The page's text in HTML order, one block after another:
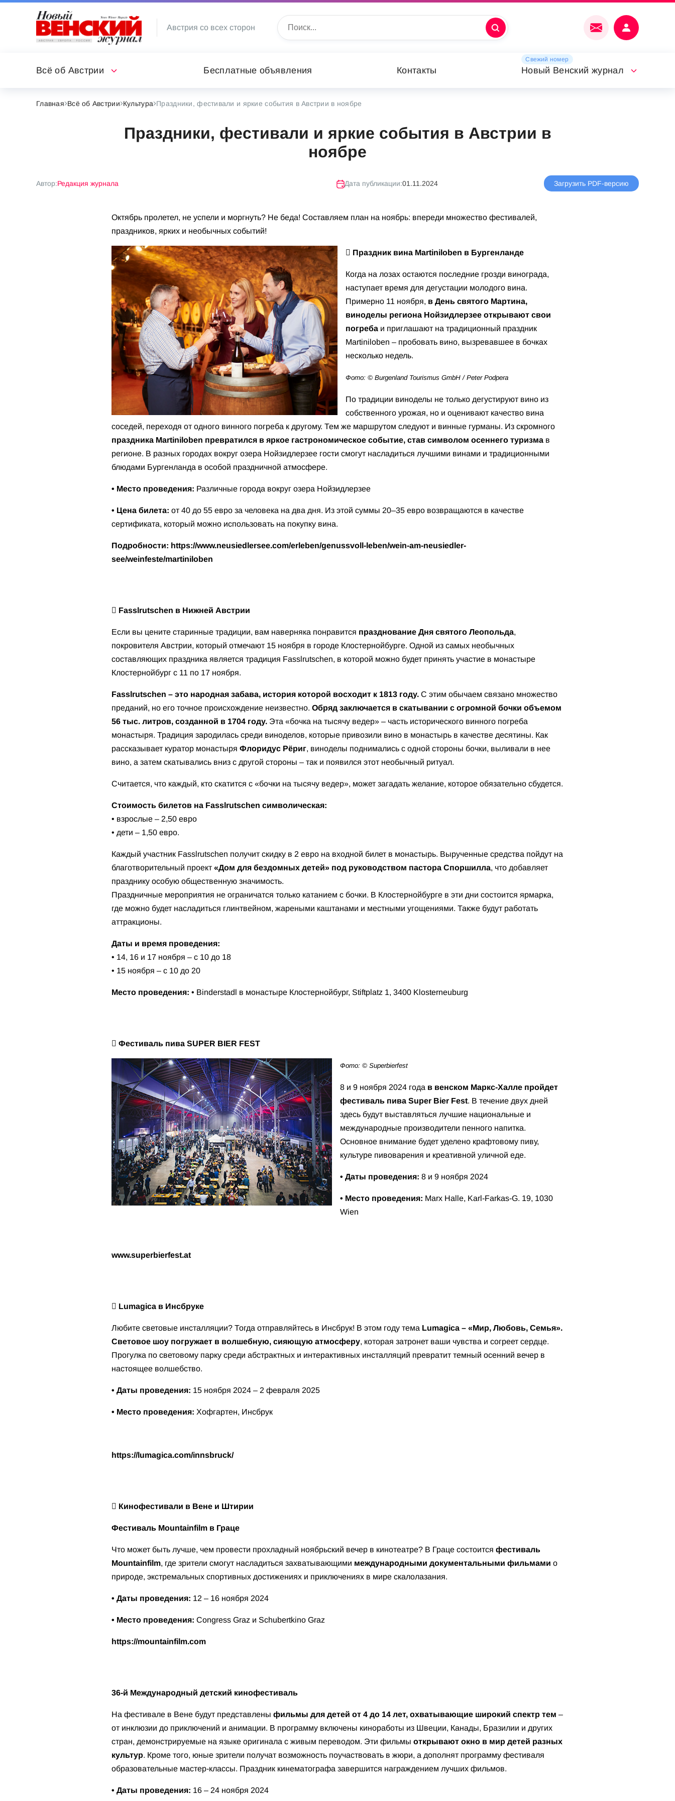
Австрия со всех сторон
Всё об Австрии Бесплатные объявления Контакты
Свежий номер
Новый Венский журнал
Главная Всё об Австрии Культура Праздники, фестивали и яркие события в Австрии в ноябре
Праздники, фестивали и яркие события в Австрии в
ноябре
Автор:Редакция журнала Дата публикации:01.11.2024 Загрузить PDF-версию
Октябрь пролетел, не успели и моргнуть? Не беда! Составляем план на ноябрь: впереди множество фестивалей,
праздников, ярких и необычных событий!
 Праздник вина Martiniloben в Бургенланде
Когда на лозах остаются последние грозди винограда,
наступает время для дегустации молодого вина.
Примерно 11 ноября, в День святого Мартина,
виноделы региона Нойзидлерзее открывают свои
погреба и приглашают на традиционный праздник
Martiniloben – пробовать вино, вызревавшее в бочках
несколько недель.
Фото: © Burgenland Tourismus GmbH / Peter Podpera
По традиции виноделы не только дегустируют вино из
собственного урожая, но и оценивают качество вина
соседей, переходя от одного винного погреба к другому. Тем же маршрутом следуют и винные гурманы. Из скромного
праздника Martiniloben превратился в яркое гастрономическое событие, став символом осеннего туризма в
регионе. В разных городах вокруг озера Нойзидлерзее гости смогут насладиться лучшими винами и традиционными
блюдами Бургенланда в особой праздничной атмосфере.
• Место проведения: Различные города вокруг озера Нойзидлерзее
• Цена билета: от 40 до 55 евро за человека на два дня. Из этой суммы 20–35 евро возвращаются в качестве
сертификата, который можно использовать на покупку вина.
Подробности: https://www.neusiedlersee.com/erleben/genussvoll-leben/wein-am-neusiedler-
see/weinfeste/martiniloben
 Fasslrutschen в Нижней Австрии
Если вы цените старинные традиции, вам наверняка понравится празднование Дня святого Леопольда,
покровителя Австрии, который отмечают 15 ноября в городе Клостернойбурге. Одной из самых необычных
составляющих праздника является традиция Fasslrutschen, в которой можно будет принять участие в монастыре
Клостернойбург с 11 по 17 ноября.
Fasslrutschen – это народная забава, история которой восходит к 1813 году. С этим обычаем связано множество
преданий, но его точное происхождение неизвестно. Обряд заключается в скатывании с огромной бочки объемом
56 тыс. литров, созданной в 1704 году. Эта «бочка на тысячу ведер» – часть исторического винного погреба
монастыря. Традиция зародилась среди виноделов, которые привозили вино в монастырь в качестве десятины. Как
рассказывает куратор монастыря Флоридус Рёриг, виноделы поднимались с одной стороны бочки, выливали в нее
вино, а затем скатывались вниз с другой стороны – так и появился этот необычный ритуал.
Считается, что каждый, кто скатится с «бочки на тысячу ведер», может загадать желание, которое обязательно сбудется.
Стоимость билетов на Fasslrutschen символическая:
• взрослые – 2,50 евро
• дети – 1,50 евро.
Каждый участник Fasslrutschen получит скидку в 2 евро на входной билет в монастырь. Вырученные средства пойдут на
благотворительный проект «Дом для бездомных детей» под руководством пастора Споршилла, что добавляет
празднику особую общественную значимость.
Праздничные мероприятия не ограничатся только катанием с бочки. В Клостернойбурге в эти дни состоится ярмарка,
где можно будет насладиться глинтвейном, жареными каштанами и местными угощениями. Также будут работать
аттракционы.
Даты и время проведения:
• 14, 16 и 17 ноября – с 10 до 18
• 15 ноября – с 10 до 20
Место проведения: • Binderstadl в монастыре Клостернойбург, Stiftplatz 1, 3400 Klosterneuburg
 Фестиваль пива SUPER BIER FEST
Фото: © Superbierfest
8 и 9 ноября 2024 года в венском Маркс-Халле пройдет
фестиваль пива Super Bier Fest. В течение двух дней
здесь будут выставляться лучшие национальные и
международные производители пенного напитка.
Основное внимание будет уделено крафтовому пиву,
культуре пивоварения и креативной уличной еде.
• Даты проведения: 8 и 9 ноября 2024
• Место проведения: Marx Halle, Karl-Farkas-G. 19, 1030
Wien
www.superbierfest.at
 Lumagica в Инсбруке
Любите световые инсталляции? Тогда отправляйтесь в Инсбрук! В этом году тема Lumagica – «Мир, Любовь, Семья».
Световое шоу погружает в волшебную, сияющую атмосферу, которая затронет ваши чувства и согреет сердце.
Прогулка по световому парку среди абстрактных и интерактивных инсталляций превратит темный осенний вечер в
настоящее волшебство.
• Даты проведения: 15 ноября 2024 – 2 февраля 2025
• Место проведения: Хофгартен, Инсбрук
https://lumagica.com/innsbruck/
 Кинофестивали в Вене и Штирии
Фестиваль Mountainfilm в Граце
Что может быть лучше, чем провести прохладный ноябрьский вечер в кинотеатре? В Граце состоится фестиваль
Mountainfilm, где зрители смогут насладиться захватывающими международными документальными фильмами о
природе, экстремальных спортивных достижениях и приключениях в мире скалолазания.
• Даты проведения: 12 – 16 ноября 2024
• Место проведения: Congress Graz и Schubertkino Graz
https://mountainfilm.com
36-й Международный детский кинофестиваль
На фестивале в Вене будут представлены фильмы для детей от 4 до 14 лет, охватывающие широкий спектр тем –
от инклюзии до приключений и анимации. В программу включены киноработы из Швеции, Канады, Бразилии и других
стран, демонстрируемые на языке оригинала с живым переводом. Эти фильмы открывают окно в мир детей разных
культур. Кроме того, юные зрители получат возможность поучаствовать в жюри, а дополнят программу фестиваля
образовательные мастер-классы. Праздник кинематографа завершится награждением лучших фильмов.
• Даты проведения: 16 – 24 ноября 2024